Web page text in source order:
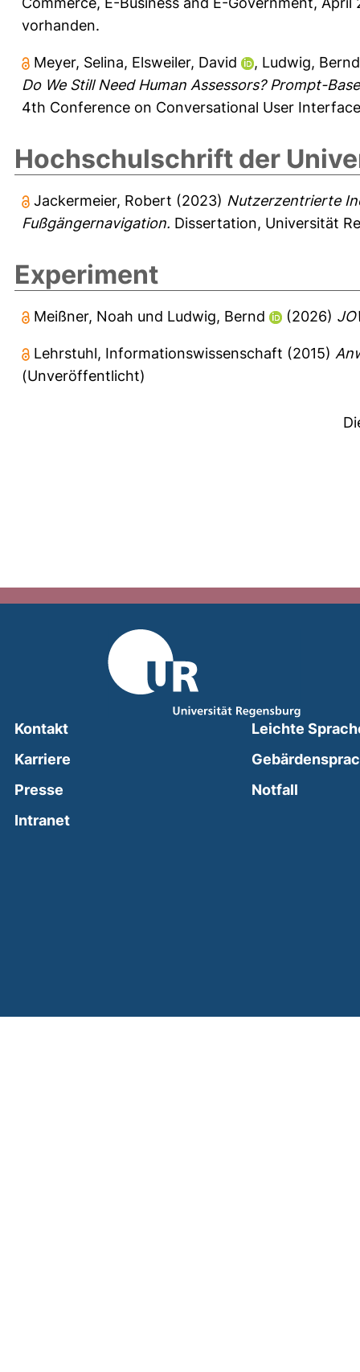
vorhanden.
Meyer, Selina, Elsweiler, David , Ludwig, Bernd
Do We Still Need Human Assessors? Prompt-
4th Conference on Conversational User
Hochschulschrift der
Jackermeier, Robert (2023) Nutzerzentrierte
Fußgängernavigation. Dissertation, Universität
Experiment
Meißner, Noah und Ludwig, Bernd (2026)
Lehrstuhl, Informationswissenschaft (2015)
(Unveröffentlicht)
Kontakt
Karriere
Presse
Intranet(external link, opens in a new window)
Leichte
Notfall